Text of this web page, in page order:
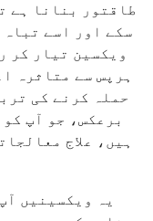
طاقتور بنانا ہے
سکے اور اسے تباہ
ویکسین تیار کر
ہرپس سے متاثرہ
حملہ کرنے کی
برعکس، جو آپ
ہیں، علاج
یہ ویکسینیں